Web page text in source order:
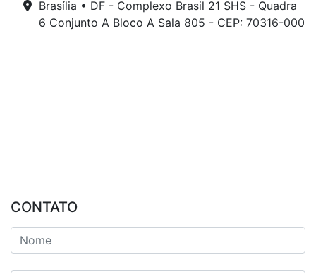
Brasília • DF - Complexo Brasil 21 SHS - Quadra
6 Conjunto A Bloco A Sala 805 - CEP: 70316-000
CONTATO